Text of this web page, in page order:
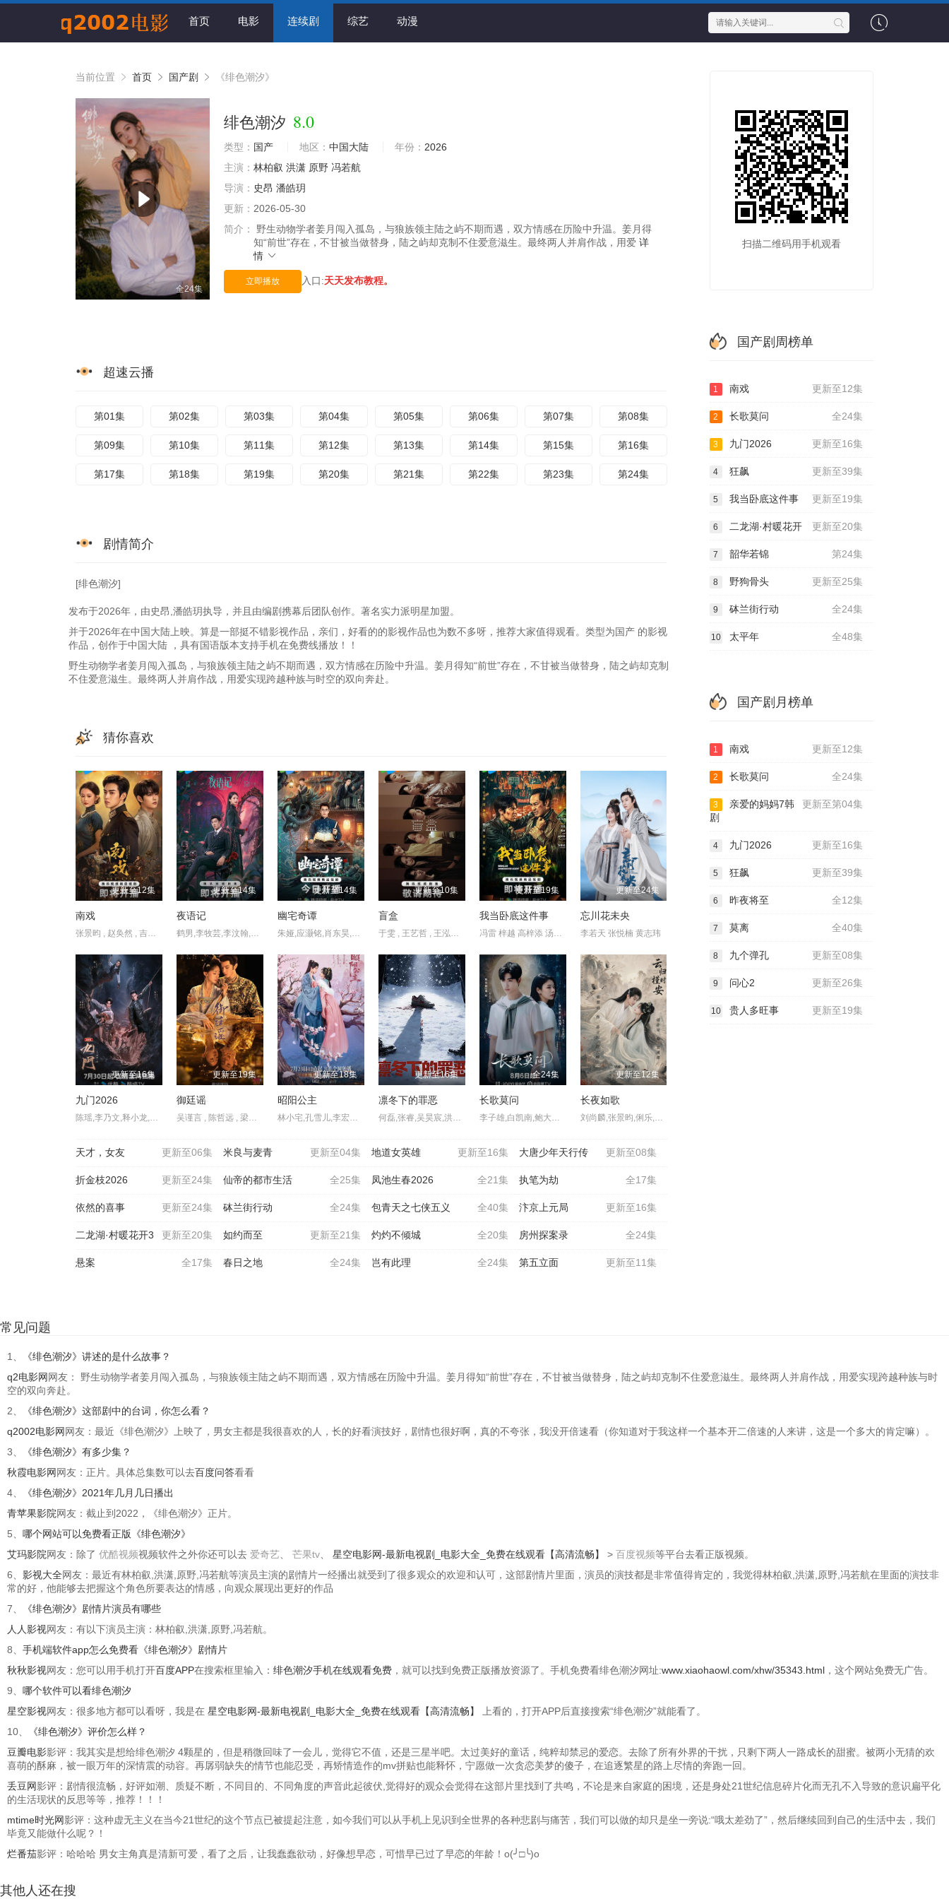
首页 电影 连续剧 综艺 动漫
当前位置 首页 国产剧 《绯色潮汐》
全24集
绯色潮汐 8.0
类型： 国产 地区： 中国大陆 年份： 2026
主演： 林柏叡 洪潇 原野 冯若航
导演： 史昂 潘皓玥
更新： 2026-05-30
简介：
野生动物学者姜月闯入孤岛，与狼族领主陆之屿不期而遇，双方情感在历险中升温。姜月得
知“前世”存在，不甘被当做替身，陆之屿却克制不住爱意滋生。最终两人并肩作战，用爱 详
情
立即播放 入口:天天发布教程。
超速云播
第01集 第02集 第03集 第04集 第05集 第06集 第07集 第08集
第09集 第10集 第11集 第12集 第13集 第14集 第15集 第16集
第17集 第18集 第19集 第20集 第21集 第22集 第23集 第24集
剧情简介
[绯色潮汐]
发布于2026年，由史昂,潘皓玥执导，并且由编剧携幕后团队创作。著名实力派明星加盟。
并于2026年在中国大陆上映。算是一部挺不错影视作品，亲们，好看的的影视作品也为数不多呀，推荐大家值得观看。类型为国产 的影视
作品，创作于中国大陆 ，具有国语版本支持手机在免费线播放！！
野生动物学者姜月闯入孤岛，与狼族领主陆之屿不期而遇，双方情感在历险中升温。姜月得知“前世”存在，不甘被当做替身，陆之屿却克制
不住爱意滋生。最终两人并肩作战，用爱实现跨越种族与时空的双向奔赴。
猜你喜欢
更新至12集
南戏
张景昀 , 赵奂然 , 吉舒亦 , 宗峰岩 , 陈凯洲 , 余逸蕾
更新至14集
夜语记
鹤男,李牧芸,李汶翰,李泊文,郭天祺,徐新驰,孙思凡
更新至14集
幽宅奇谭
朱娅,应灏铭,肖东昊,宋未央
更新至10集
盲盒
于雯 , 王艺哲 , 王泓鑫 , 卜冠今 , 孙天宇 , 加奈那 , 成岳 , 杨琼 , 易梦玲
更新至19集
我当卧底这件事
冯雷 梓越 高梓添 汤镇业 杨帆 孙腾博
更新至24集
忘川花未央
李若天 张悦楠 黄志玮
更新至16集
九门2026
更新至19集
御廷谣
更新至18集
昭阳公主
林小宅,孔雪儿,李宏毅,刘旭威
更新至16集
凛冬下的罪恶
何磊,张睿,吴昊宸,洪爽,王大奇,嘉泽,孙之鸿,肖涵,左腾云,刘伟峰,王心嫚,窦新豪,苏宥辰,李繁,刘亭希,刘朔豪,洪冰瑶,刘佳萌,李蒲赫,徐章
全24集
长歌莫问
更新至12集
长夜如歌
更新至06集
天才，女友 更新至04集
米良与麦青 更新至16集
地道女英雄 更新至08集
大唐少年天行传
更新至24集
折金枝2026 全25集
仙帝的都市生活 全21集
凤池生春2026 全17集
执笔为劫
更新至24集
依然的喜事 全24集
砵兰街行动 全40集
包青天之七侠五义 更新至16集
汴京上元局
更新至20集
二龙湖·村暖花开3 更新至21集
如约而至 全20集
灼灼不倾城 全24集
房州探案录
全17集
悬案 全24集
春日之地 全24集
岂有此理 更新至11集
第五立面
扫描二维码用手机观看
国产剧周榜单
更新至12集
1 南戏
全24集
2 长歌莫问
更新至16集
3 九门2026
更新至39集
4 狂飙
更新至19集
5 我当卧底这件事
更新至20集
6 二龙湖·村暖花开
第24集
7 韶华若锦
更新至25集
8 野狗骨头
全24集
9 砵兰街行动
全48集
10 太平年
国产剧月榜单
更新至12集
1 南戏
全24集
2 长歌莫问
更新至第04集
3
亲爱的妈妈7韩
剧
更新至16集
4 九门2026
更新至39集
5 狂飙
全12集
6 昨夜将至
全40集
7 莫离
更新至08集
8 九个弹孔
更新至26集
9 问心2
更新至19集
10 贵人多旺事
常见问题
1、
《绯色潮汐》讲述的是什么故事？
q2电影网 网友： 野生动物学者姜月闯入孤岛，与狼族领主陆之屿不期而遇，双方情感在历险中升温。姜月得知“前世”存在，不甘被当做替身，陆之屿却克制不住爱意滋生。最终两人并肩作战，用爱实现跨越种族与时
空的双向奔赴。
2、
《绯色潮汐》这部剧中的台词，你怎么看？
q2002电影网 网友：最近《绯色潮汐》上映了，男女主都是我很喜欢的人，长的好看演技好，剧情也很好啊，真的不夸张，我没开倍速看（你知道对于我这样一个基本开二倍速的人来讲，这是一个多大的肯定嘛）。
3、
《绯色潮汐》有多少集？
秋霞电影网 网友：正片。具体总集数可以去百度问答看看
4、
《绯色潮汐》2021年几月几日播出
青苹果影院网友：截止到2022，《绯色潮汐》正片。
5、 哪个网站可以免费看正版《绯色潮汐》
艾玛影院网友：除了 优酷视频视频软件之外你还可以去 爱奇艺 芒果tv 星空电影网-最新电视剧_电影大全_免费在线观看【高清流畅】 > 百度视频等平台去看正版视频。
6、 影视大全网友：最近有林柏叡,洪潇,原野,冯若航等演员主演的剧情片一经播出就受到了很多观众的欢迎和认可，这部剧情片里面，演员的演技都是非常值得肯定的，我觉得林柏叡,洪潇,原野,冯若航在里面的演技非
常的好，他能够去把握这个角色所要表达的情感，向观众展现出更好的作品
7、
《绯色潮汐》剧情片演员有哪些
人人影视网友：有以下演员主演：林柏叡,洪潇,原野,冯若航。
8、 手机端软件app怎么免费看《绯色潮汐》剧情片
秋秋影视网友：您可以用手机打开百度APP在搜索框里输入： 绯色潮汐手机在线观看免费 ，就可以找到免费正版播放资源了。手机免费看绯色潮汐网址:www.xiaohaowl.com/xhw/35343.html ，这个网站免费无广告。
9、 哪个软件可以看绯色潮汐
星空影视网友：很多地方都可以看呀，我是在 星空电影网-最新电视剧_电影大全_免费在线观看【高清流畅】
上看的，打开APP后直接搜索“绯色潮汐”就能看了。
10、
《绯色潮汐》评价怎么样？
豆瓣电影影评：我其实是想给绯色潮汐 4颗星的，但是稍微回味了一会儿，觉得它不值，还是三星半吧。太过美好的童话，纯粹却禁忌的爱恋。去除了所有外界的干扰，只剩下两人一路成长的甜蜜。被两小无猜的欢
喜萌的酥麻，被一眼万年的深情震的动容。再孱弱缺失的情节也能忍受，再矫情造作的mv拼贴也能释怀，宁愿做一次贪恋美梦的傻子，在追逐繁星的路上尽情的奔跑一回。
丢豆网影评：剧情很流畅，好评如潮、质疑不断，不同目的、不同角度的声音此起彼伏,觉得好的观众会觉得在这部片里找到了共鸣，不论是来自家庭的困境，还是身处21世纪信息碎片化而无孔不入导致的意识扁平化
的生活现状的反思等等，推荐！！！
mtime时光网影评：这种虚无主义在当今21世纪的这个节点已被提起注意，如今我们可以从手机上见识到全世界的各种悲剧与痛苦，我们可以做的却只是坐一旁说:“哦太差劲了”，然后继续回到自己的生活中去，我们
毕竟又能做什么呢？！
烂番茄影评：哈哈哈 男女主角真是清新可爱，看了之后，让我蠢蠢欲动，好像想早恋，可惜早已过了早恋的年龄！o(╯□╰)o
其他人还在搜